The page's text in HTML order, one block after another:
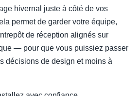
hivernal juste à côté de vos
permet de garder votre équipe,
de réception alignés sur
— pour que vous puissiez passer
décisions de design et moins à